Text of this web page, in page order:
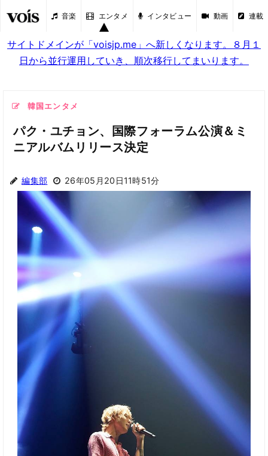
音楽 エンタメ インタビュー 動画 連載
サイトドメインが「voisjp.me」へ新しくなります。８月１
日から並行運用していき、順次移行してまいります。
韓国エンタメ
パク・ユチョン、国際フォーラム公演＆ミ
ニアルバムリリース決定
編集部 26年05月20日11時51分